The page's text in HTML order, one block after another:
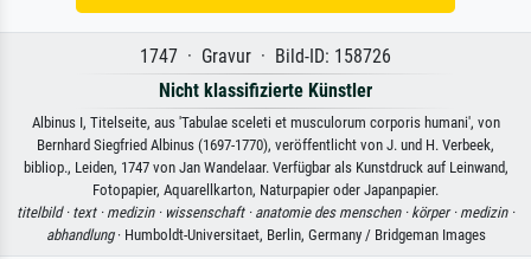
1747 · Gravur · Bild-ID: 158726
Nicht klassifizierte Künstler
Albinus I, Titelseite, aus 'Tabulae sceleti et musculorum corporis humani', von
Bernhard Siegfried Albinus (1697-1770), veröffentlicht von J. und H. Verbeek,
bibliop., Leiden, 1747 von Jan Wandelaar. Verfügbar als Kunstdruck auf Leinwand,
Fotopapier, Aquarellkarton, Naturpapier oder Japanpapier.
titelbild · text · medizin · wissenschaft · anatomie des menschen · körper · medizin ·
abhandlung· Humboldt-Universitaet, Berlin, Germany / Bridgeman Images